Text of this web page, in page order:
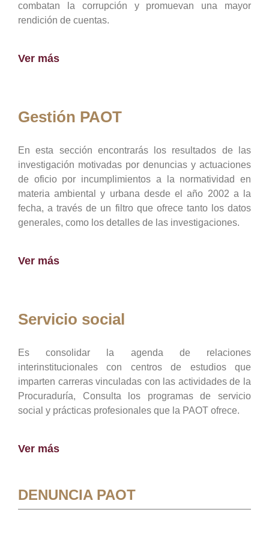
combatan la corrupción y promuevan una mayor
rendición de cuentas.
Ver más
Gestión PAOT
En esta sección encontrarás los resultados de las
investigación motivadas por denuncias y actuaciones
de oficio por incumplimientos a la normatividad en
materia ambiental y urbana desde el año 2002 a la
fecha, a través de un filtro que ofrece tanto los datos
generales, como los detalles de las investigaciones.
Ver más
Servicio social
Es consolidar la agenda de relaciones
interinstitucionales con centros de estudios que
imparten carreras vinculadas con las actividades de la
Procuraduría, Consulta los programas de servicio
social y prácticas profesionales que la PAOT ofrece.
Ver más
DENUNCIA PAOT